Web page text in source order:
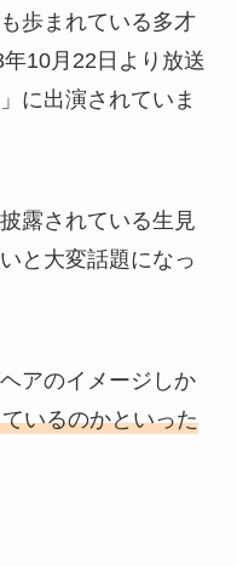
歩まれている多才
10月22日より放送
に出演されていま
露されている生見
と大変話題になっ
アのイメージしか
いるのかといった